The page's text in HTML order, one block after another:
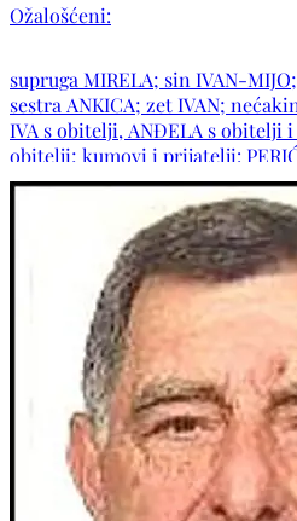
Ožalošćeni:
supruga MIRELA; sin IVAN-
sestra ANKICA; zet IVAN;
IVA s obitelji, ANĐELA s obitelji i
obitelji; kumovi i prijatelji:
obitelji: ZADRO, ŠIMIĆ, ČOLAK ,
mnogobrojna rodbina i